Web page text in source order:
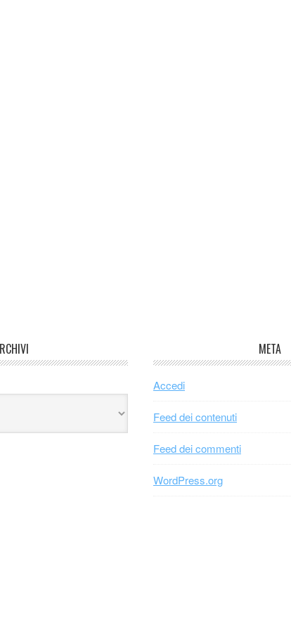
META
Accedi
Feed dei contenuti
Feed dei commenti
WordPress.org